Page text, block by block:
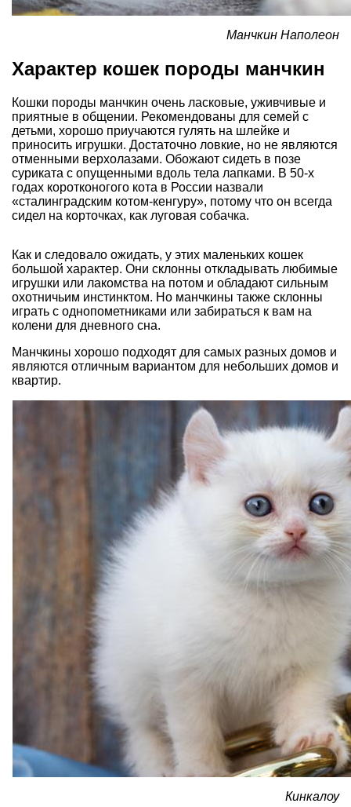
Манчкин Наполеон
Характер кошек породы манчкин
Кошки породы манчкин очень ласковые, уживчивые и
приятные в общении. Рекомендованы для семей с
детьми, хорошо приучаются гулять на шлейке и
приносить игрушки. Достаточно ловкие, но не являются
отменными верхолазами. Обожают сидеть в позе
суриката с опущенными вдоль тела лапками. В 50-х
годах коротконогого кота в России назвали
«сталинградским котом-кенгуру», потому что он всегда
сидел на корточках, как луговая собачка.
Как и следовало ожидать, у этих маленьких кошек
большой характер. Они склонны откладывать любимые
игрушки или лакомства на потом и обладают сильным
охотничьим инстинктом. Но манчкины также склонны
играть с однопометниками или забираться к вам на
колени для дневного сна.
Манчкины хорошо подходят для самых разных домов и
являются отличным вариантом для небольших домов и
квартир.
Кинкалоу